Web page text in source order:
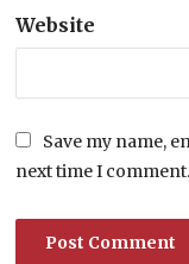
Website
Save my name,
next time I comment.